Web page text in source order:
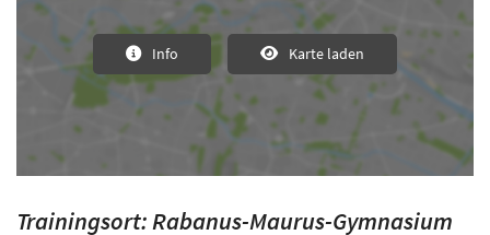
Info Karte laden
Trainingsort: Rabanus-Maurus-Gymnasium